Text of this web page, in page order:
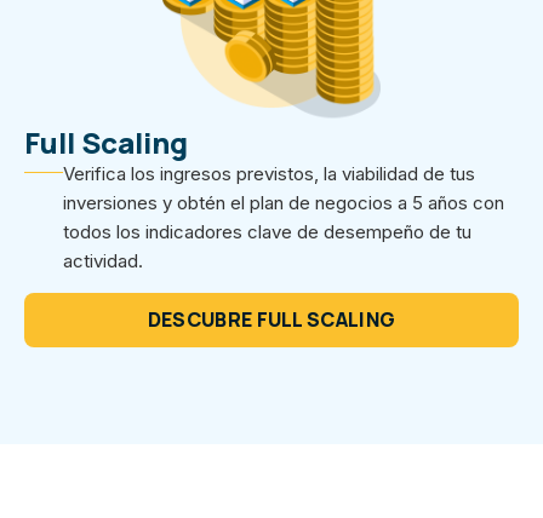
Full Scaling
Verifica los ingresos previstos, la viabilidad de tus
inversiones y obtén el plan de negocios a 5 años con
todos los indicadores clave de desempeño de tu
actividad.
DESCUBRE FULL SCALING